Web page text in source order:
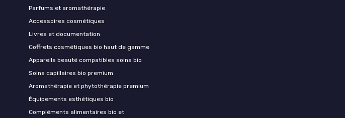
Parfums et aromathérapie
Accessoires cosmétiques
Livres et documentation
Coffrets cosmétiques bio haut de gamme
Appareils beauté compatibles soins bio
Soins capillaires bio premium
Aromathérapie et phytothérapie premium
Équipements esthétiques bio
Compléments alimentaires bio et